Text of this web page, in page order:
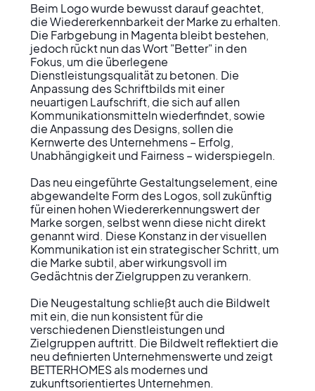
Beim Logo wurde bewusst darauf geachtet,
die Wiedererkennbarkeit der Marke zu erhalten.
Die Farbgebung in Magenta bleibt bestehen,
jedoch rückt nun das Wort "Better" in den
Fokus, um die überlegene
Dienstleistungsqualität zu betonen. Die
Anpassung des Schriftbilds mit einer
neuartigen Laufschrift, die sich auf allen
Kommunikationsmitteln wiederfindet, sowie
die Anpassung des Designs, sollen die
Kernwerte des Unternehmens – Erfolg,
Unabhängigkeit und Fairness – widerspiegeln.
Das neu eingeführte Gestaltungselement, eine
abgewandelte Form des Logos, soll zukünftig
für einen hohen Wiedererkennungswert der
Marke sorgen, selbst wenn diese nicht direkt
genannt wird. Diese Konstanz in der visuellen
Kommunikation ist ein strategischer Schritt, um
die Marke subtil, aber wirkungsvoll im
Gedächtnis der Zielgruppen zu verankern.
Die Neugestaltung schließt auch die Bildwelt
mit ein, die nun konsistent für die
verschiedenen Dienstleistungen und
Zielgruppen auftritt. Die Bildwelt reflektiert die
neu definierten Unternehmenswerte und zeigt
BETTERHOMES als modernes und
zukunftsorientiertes Unternehmen.